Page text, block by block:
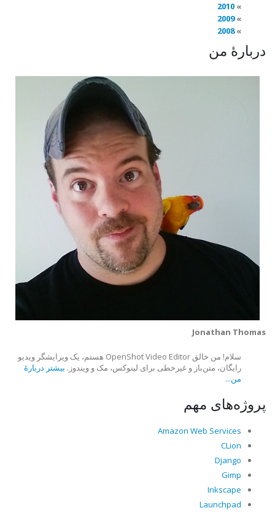
2010
2009
2008
دربارهٔ من
Jonathan Thomas
سلام! من خالق OpenShot Video Editor هستم، یک ویرایشگر ویدیو
رایگان، متن‌باز و غیرخطی برای لینوکس، مک و ویندوز. بیشتر دربارهٔ
من...
پروژه‌های مهم
Amazon Web Services
CLion
Django
Gimp
Inkscape
Launchpad